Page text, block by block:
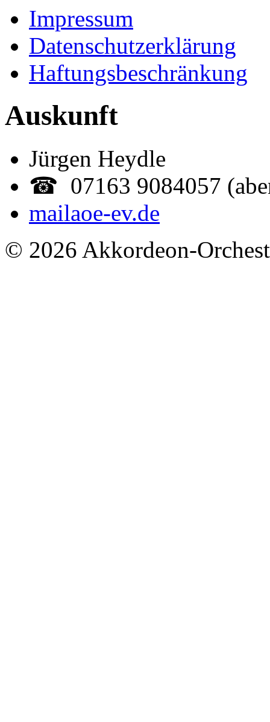
Impressum
Datenschutzerklärung
Haftungsbeschränkung
Auskunft
Jürgen Heydle
☎ 07163 9084057
mailaoe-ev.de
© 2026 Akkordeon-